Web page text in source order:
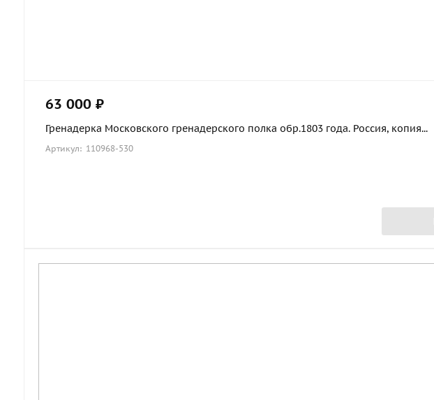
63 000 ₽
Гренадерка Московского гренадерского полка обр.1803 года. Россия, копия...
Артикул: 110968-530